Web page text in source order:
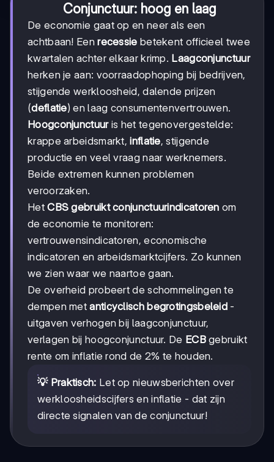
Conjunctuur: hoog en laag
De economie gaat op en neer als een
achtbaan! Eenrecessie betekent officieel twee
kwartalen achter elkaar krimp. Laagconjunctuur
herken je aan: voorraadophoping bij bedrijven,
stijgende werkloosheid, dalende prijzen
(deflatie) en laag consumentenvertrouwen.
Hoogconjunctuuris het tegenovergestelde:
krappe arbeidsmarkt,inflatie, stijgende
productie en veel vraag naar werknemers.
Beide extremen kunnen problemen
veroorzaken.
HetCBS gebruikt conjunctuurindicatoren om
de economie te monitoren:
vertrouwensindicatoren, economische
indicatoren en arbeidsmarktcijfers. Zo kunnen
we zien waar we naartoe gaan.
De overheid probeert de schommelingen te
dempen metanticyclisch begrotingsbeleid -
uitgaven verhogen bij laagconjunctuur,
verlagen bij hoogconjunctuur. De ECBgebruikt
rente om inflatie rond de 2% te houden.
💡 Praktisch: Let op nieuwsberichten over
werkloosheidscijfers en inflatie - dat zijn
directe signalen van de conjunctuur!